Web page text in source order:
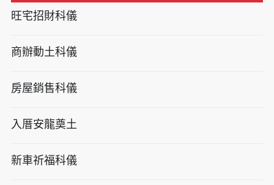
旺宅招財科儀
商辦動土科儀
房屋銷售科儀
入厝安龍奠土
新車祈福科儀